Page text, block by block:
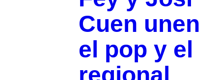
Cuen unen
el pop y el
regional